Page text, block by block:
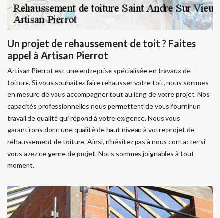
Un projet de rehaussement de toit ? Faites
appel à Artisan Pierrot
Artisan Pierrot est une entreprise spécialisée en travaux de
toiture. Si vous souhaitez faire rehausser votre toit, nous sommes
en mesure de vous accompagner tout au long de votre projet. Nos
capacités professionnelles nous permettent de vous fournir un
travail de qualité qui répond à votre exigence. Nous vous
garantirons donc une qualité de haut niveau à votre projet de
rehaussement de toiture. Ainsi, n’hésitez pas à nous contacter si
vous avez ce genre de projet. Nous sommes joignables à tout
moment.